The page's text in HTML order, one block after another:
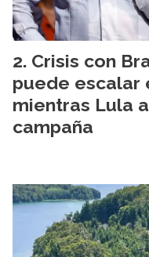
Crisis con
puede escalar
mientras Lula
campaña